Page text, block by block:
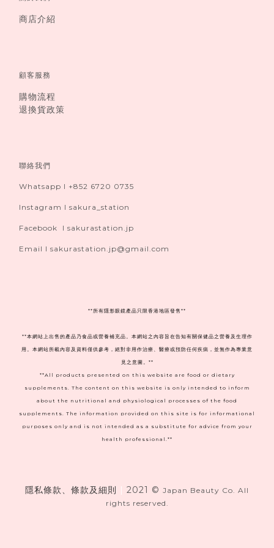
商店介紹
顧客服務
購物流程
退換貨政策
聯絡我們
Whatsapp I +852 6720 0735
Instagram I sakura_station
Facebook I sakurastation.jp
Email I sakurastation.jp@gmail.com
** 所有隱形眼鏡產品只限香港地區發售**
**本網站上出售的產品乃食品或營養補充品。本網站之內容旨在告知有關保健品之營養及生理作
用。本網站所載內容及資料僅供參考，絕對非用作治療、醫療或預防任何疾病，並無作為專業意
見之意圖。**
**All products presented on this website are food or dietary
supplements. The content on this website is only intended to inform
about the nutritional and physiological processes of the food
supplements. The information provided on this site is for informational
purposes only and is not intended as a substitute for advice from your
health professional.**
隱私條款、條款及細則 2021 © Japan Beauty Co. All
rights reserved.